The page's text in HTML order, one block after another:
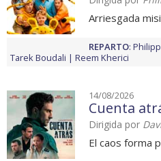
Arriesgada
REPARTO:
Tarek Boudali
Reem Kherici
14/08/2026
Cuenta
Dirigida por
El caos forma